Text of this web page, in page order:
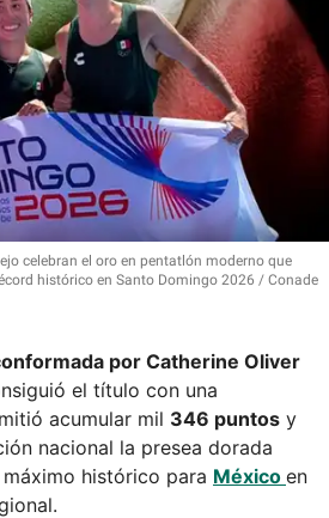
celebran el oro en pentatlón moderno que
histórico en Santo Domingo 2026
Conade
por Catherine Oliver
el título con una
acumular mil 346 puntos y
nacional la presea dorada
histórico para México en